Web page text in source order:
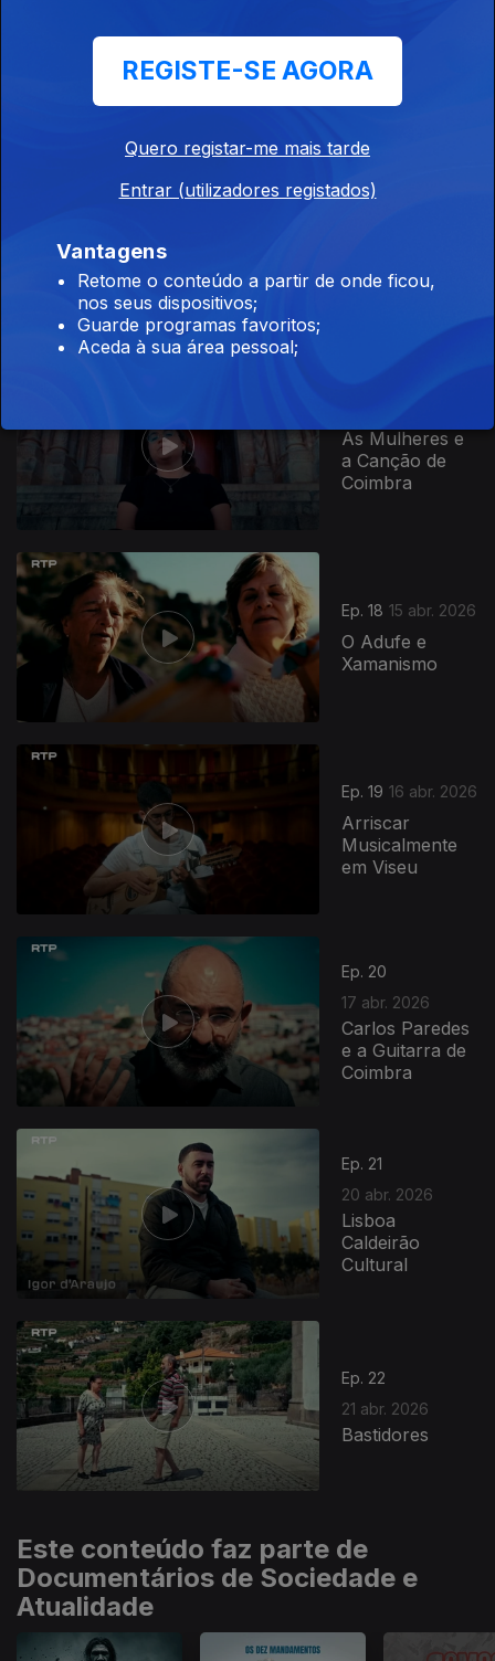
10 abr. 2026
Avós e Netos
Adufe
As Mulheres e
a Canção de
Coimbra
Ep. 18 15 abr. 2026
O Adufe e
Xamanismo
Ep. 19 16 abr. 2026
Arriscar
Musicalmente
em Viseu
Ep. 20
17 abr. 2026
Carlos Paredes
e a Guitarra de
Coimbra
Ep. 21
20 abr. 2026
Lisboa
Caldeirão
Cultural
Ep. 22
21 abr. 2026
Bastidores
923688
Este conteúdo faz parte de
Documentários de Sociedade e
Atualidade
REGISTE-SE AGORA
Quero registar-me mais tarde
Entrar (utilizadores registados)
Vantagens
Retome o conteúdo a partir de onde ficou,
nos seus dispositivos;
Guarde programas favoritos;
Aceda à sua área pessoal;